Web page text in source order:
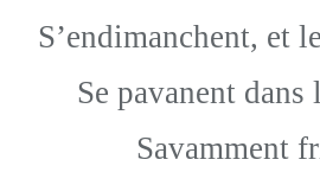
S’endimanchent, et
Se pavanent dans
Savamment